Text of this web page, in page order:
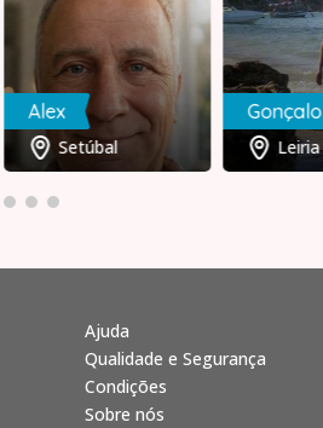
Alex
Setúbal
Gonçalo
Leiria
Ajuda
Qualidade e Segurança
Condições
Sobre nós